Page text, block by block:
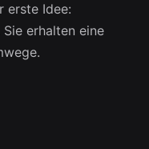
erste Idee:
erhalten eine